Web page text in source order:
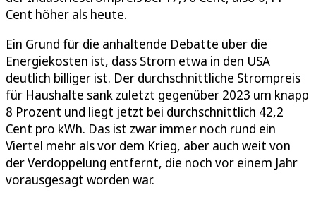
Cent höher als heute.
Ein Grund für die anhaltende Debatte über die
Energiekosten ist, dass Strom etwa in den USA
deutlich billiger ist. Der durchschnittliche Strompreis
für Haushalte sank zuletzt gegenüber 2023 um knapp
8 Prozent und liegt jetzt bei durchschnittlich 42,2
Cent pro kWh. Das ist zwar immer noch rund ein
Viertel mehr als vor dem Krieg, aber auch weit von
der Verdoppelung entfernt, die noch vor einem Jahr
vorausgesagt worden war.